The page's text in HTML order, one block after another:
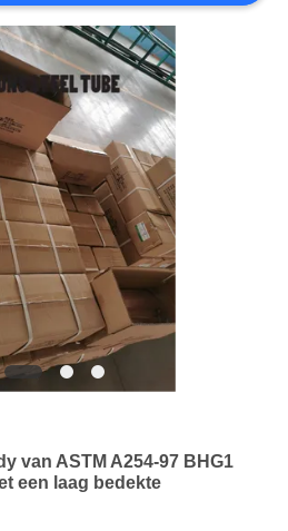
van ASTM A254-97 BHG1
een laag bedekte